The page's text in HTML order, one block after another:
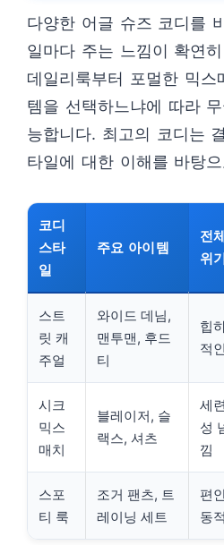
다양한 어글 슈즈 코디를
일마다 주는 느낌이 확연
데일리룩부터 포멀한 믹스
템을 선택하느냐에 따라
능합니다. 최고의 코디는
타일에 대한 이해를 바탕
코디
스타
일
주요 아이템
전
위
스트
릿 캐
주얼
와이드 데님,
맨투맨, 후드
티
힙
적
시크
믹스
매치
블레이저, 슬
랙스, 셔츠
세
성
낌
스포
티 룩
조거 팬츠, 트
레이닝 세트
편
동